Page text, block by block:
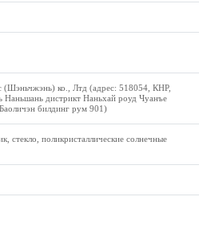
(Шэньчжэнь) ко., Лтд (адрес: 518054, КНР,
Наньшань дистрикт Наньхай роуд Чуанъе
билдинг рум 901)
стекло, поликристаллические солнечные